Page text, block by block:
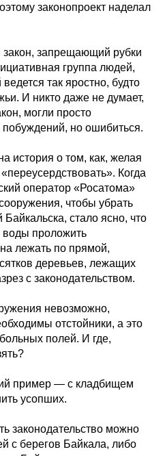
законопроект наделал
закон, запрещающий рубки
группа людей,
так яростно, будто
И никто даже не думает,
могли просто
но ошибиться.
история о том, как, желая
Когда
оператор «Росатома»
чтобы убрать
Байкальска, стало ясно, что
воды проложить
лежать по прямой,
деревьев, лежащих
с законодательством.
невозможно,
отстойники, а это
полей. И где,
пример — с кладбищем
усопших.
законодательство можно
с берегов Байкала, либо